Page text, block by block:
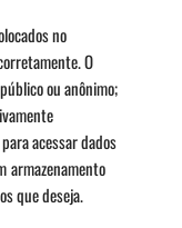
no
O
ou anônimo;
acessar dados
armazenamento
que deseja.